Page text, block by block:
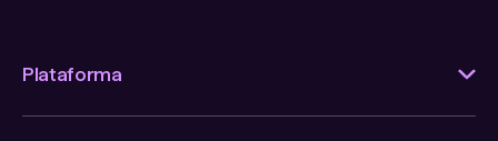
Plataforma